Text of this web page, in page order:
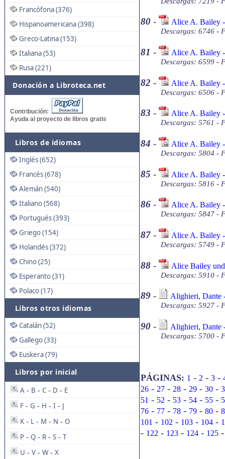
Francófona (376)
Hispanoamericana (398)
Greco-Latina (153)
Italiana (53)
Rusa (221)
Donación a Libroteca.net
Contribución:
Ayuda al proyecto de libros gratis
Libros de idiomas
Inglés (652)
Francés (678)
Alemán (540)
Italiano (568)
Portugués (393)
Griego (154)
Holandés (372)
Chino (25)
Esperanto (31)
Polaco (17)
Libros otros idiomas
Catalán (52)
Gallego (33)
Euskera (79)
Libros por inicial
A - B - C - D - E
F - G - H - I - J
K - L - M - N - O
P - Q - R - S - T
U - V - W - X
80 - Alice A. Bailey
Descargas: 6746 -
81 - Alice A. Bailey
Descargas: 6599 -
82 - Alice A. Bailey
Descargas: 6506 -
83 - Alice A. Bailey
Descargas: 5761 -
84 - Alice A. Bailey
Descargas: 5804 -
85 - Alice A. Bailey
Descargas: 5816 -
86 - Alice A. Bailey
Descargas: 5847 -
87 - Alice A. Bailey
Descargas: 5749 -
88 - Alice Bailey
Descargas: 5910 -
89 - Alighieri, Dante
Descargas: 5927 -
90 - Alighieri, Dante
Descargas: 5700 -
PÁGINAS: 1 - 2 - 3 -
26 - 27 - 28 - 29 - 30 -
51 - 52 - 53 - 54 - 55 -
76 - 77 - 78 - 79 - 80 -
101 - 102 - 103 - 104 -
- 122 - 123 - 124 - 125